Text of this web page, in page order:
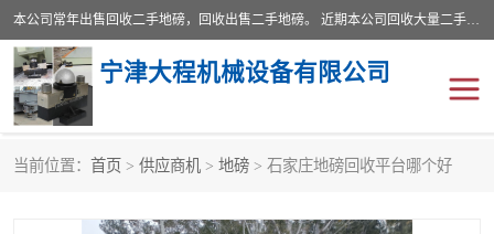
本公司常年出售回收二手地磅，回收出售二手地磅。 近期本公司回收大量二手地磅，型号齐全，宽度从2米到3.5米，长度5米到25米，承重吨位从10到200吨，成色7—9成新。 ? 使用年限6个月至2年，产品来源于个人闲置品，工矿企业停用品，因小换大而来。 精准度和新的一样， 二手地磅是内行人的选择，打个电话就省钱朋友您好等什么
宁津大程机械设备有限公司
当前位置： 首页 > 供应商机 > 地磅 > 石家庄地磅回收平台哪个好